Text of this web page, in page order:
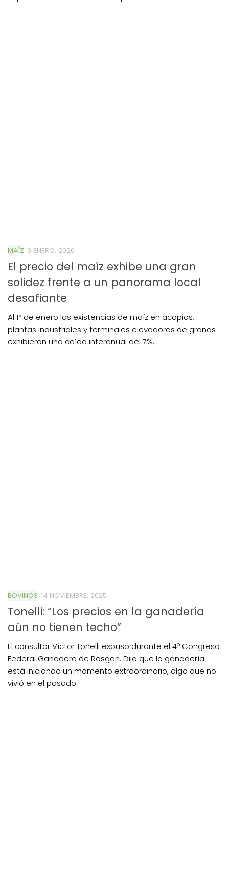
MAÍZ 9 ENERO, 2026
El precio del maíz exhibe una gran
solidez frente a un panorama local
desafiante
Al 1° de enero las existencias de maíz en acopios,
plantas industriales y terminales elevadoras de granos
exhibieron una caída interanual del 7%.
BOVINOS 14 NOVIEMBRE, 2025
Tonelli: “Los precios en la ganadería
aún no tienen techo”
El consultor Víctor Tonelli expuso durante el 4º Congreso
Federal Ganadero de Rosgan. Dijo que la ganadería
está iniciando un momento extraordinario, algo que no
vivió en el pasado.